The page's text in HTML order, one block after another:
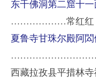
东千佛洞第二窟十
………………常红红
夏鲁寺甘珠尔殿阿
…………………………
西藏拉孜县平措林